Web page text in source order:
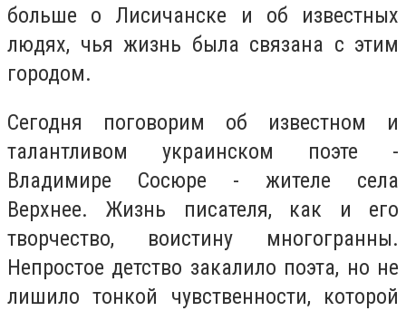
больше о Лисичанске и об известных
людях, чья жизнь была связана с этим
городом.
Сегодня поговорим об известном и
талантливом украинском поэте -
Владимире Сосюре - жителе села
Верхнее. Жизнь писателя, как и его
творчество, воистину многогранны.
Непростое детство закалило поэта, но не
лишило тонкой чувственности, которой